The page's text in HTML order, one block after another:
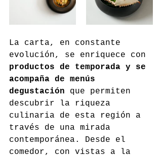
La carta, en constante
evolución, se enriquece con
productos de temporada y se
acompaña de menús
degustación que permiten
descubrir la riqueza
culinaria de esta región a
través de una mirada
contemporánea. Desde el
comedor, con vistas a la